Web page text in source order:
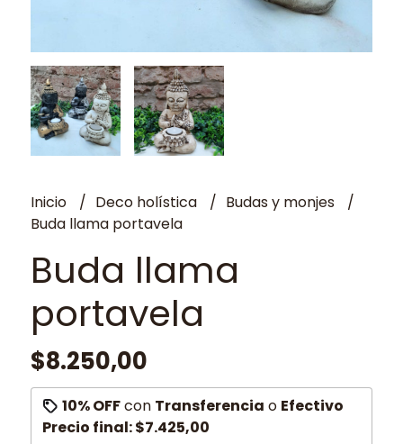
Inicio Deco holística
Budas y monjes
Buda llama portavela
Buda llama
portavela
$8.250,00
10% OFFcon Transferencia o Efectivo
Precio final:$7.425,00